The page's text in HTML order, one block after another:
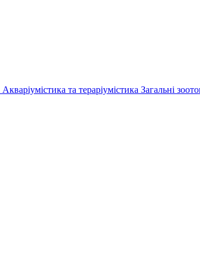
Акваріумістика та тераріумістика Загальні